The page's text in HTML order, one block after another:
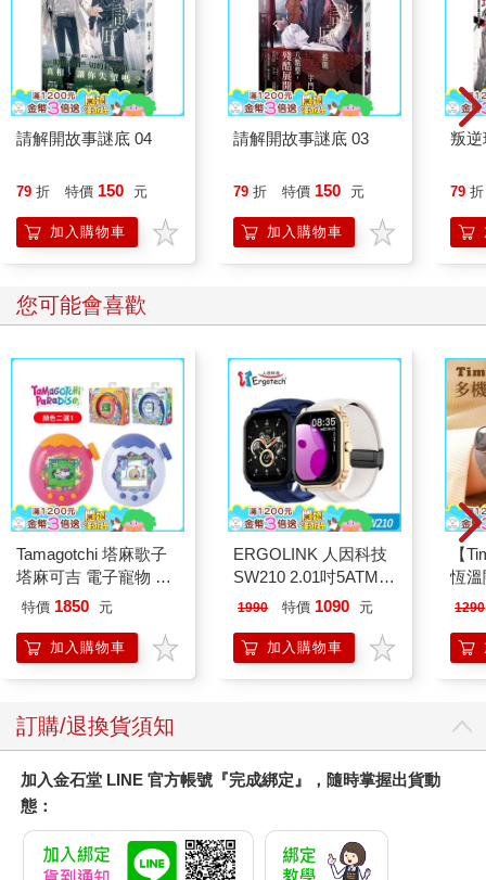
請解開故事謎底 04
79 折 特價 150 元
加入購物車
請解開故事謎底 03
79 折 特價 150 元
加入購物車
叛逆
79 折
您可能會喜歡
Tamagotchi 塔麻歌子
塔麻可吉 電子寵物 樂
園系列（熱帶橙果／極
特價 1850 元
加入購物車
ERGOLINK 人因科技
SW210 2.01吋5ATM游
泳心率血氧藍牙通話腕
1990 特價 1090 元
加入購物車
【
恆
肩/
膝
1290
訂購/退換貨須知
加入金石堂 LINE 官方帳號『完成綁定』，隨時掌握出貨動
態：